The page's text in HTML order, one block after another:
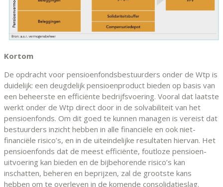
Kortom
De opdracht voor pensioenfondsbestuurders onder de Wtp is
duidelijk: een deugdelijk pensioenproduct bieden op basis van
een beheerste en efficiënte bedrijfsvoering. Vooral dat laatste
werkt onder de Wtp direct door in de solvabiliteit van het
pensioenfonds. Om dit goed te kunnen managen is vereist dat
bestuurders inzicht hebben in alle financiële en ook niet-
financiële risico’s, en in de uiteindelijke resultaten hiervan. Het
pensioenfonds dat de meest efficiënte, foutloze pensioen-
uitvoering kan bieden en de bijbehorende risico’s kan
inschatten, beheren en beprijzen, zal de grootste kans
hebben om te overleven in de komende consolidatieslag.